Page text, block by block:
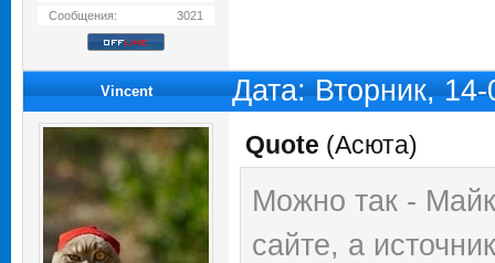
Сообщения:
3021
Vincent Дата: Вторник,
Quote (Асюта)
Можно так -
сайте, а